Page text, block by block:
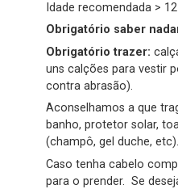
Idade recomendada > 12
Obrigatório saber
Obrigatório trazer:
uns calções para vestir
contra abrasão).
Aconselhamos a que
banho, protetor solar,
(champô, gel duche, etc).
Caso tenha cabelo
para o prender. Se